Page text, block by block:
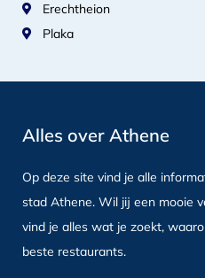
Erechtheion
Plaka
Alles over Athene
Op deze site vind je alle
stad Athene. Wil jij een mooie
vind je alles wat je zoekt,
beste restaurants.